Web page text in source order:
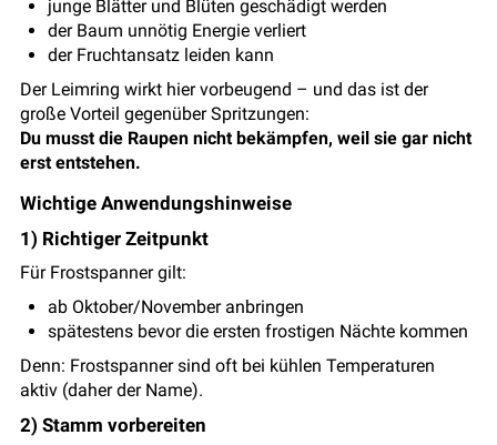
junge Blätter und Blüten geschädigt werden
der Baum unnötig Energie verliert
der Fruchtansatz leiden kann
Der Leimring wirkt hier vorbeugend – und das ist der
große Vorteil gegenüber Spritzungen:
Du musst die Raupen nicht bekämpfen, weil sie gar nicht
erst entstehen.
Wichtige Anwendungshinweise
1) Richtiger Zeitpunkt
Für Frostspanner gilt:
ab Oktober/November anbringen
spätestens bevor die ersten frostigen Nächte kommen
Denn: Frostspanner sind oft bei kühlen Temperaturen
aktiv (daher der Name).
2) Stamm vorbereiten